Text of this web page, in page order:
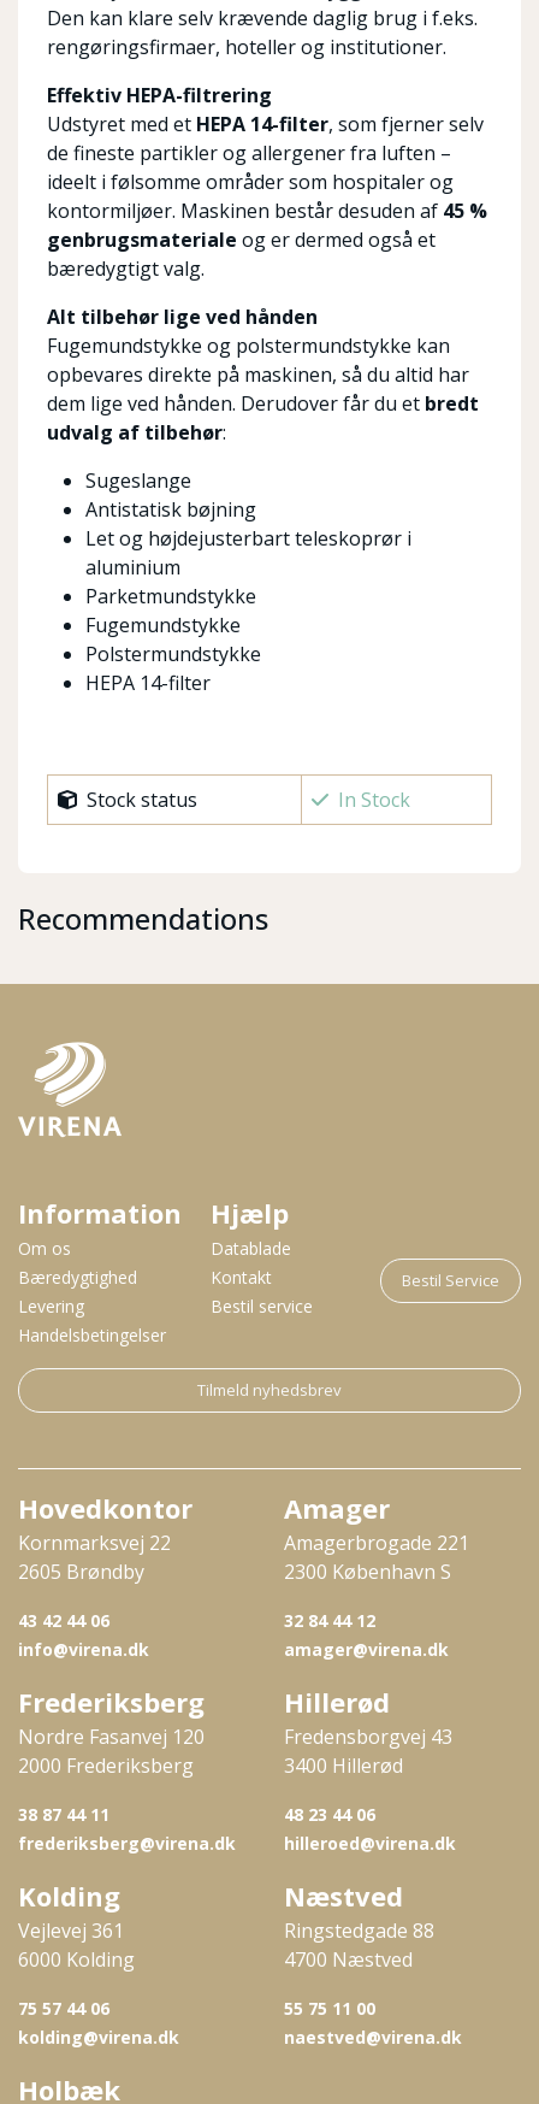
Den kan klare selv krævende daglig brug i f.eks.
rengøringsfirmaer, hoteller og institutioner.
Effektiv HEPA-filtrering
Udstyret med et HEPA 14-filter, som fjerner selv
de fineste partikler og allergener fra luften –
ideelt i følsomme områder som hospitaler og
kontormiljøer. Maskinen består desuden af 45 %
genbrugsmateriale og er dermed også et
bæredygtigt valg.
Alt tilbehør lige ved hånden
Fugemundstykke og polstermundstykke kan
opbevares direkte på maskinen, så du altid har
dem lige ved hånden. Derudover får du et bredt
udvalg af tilbehør:
Sugeslange
Antistatisk bøjning
Let og højdejusterbart teleskoprør i
aluminium
Parketmundstykke
Fugemundstykke
Polstermundstykke
HEPA 14-filter
Stock status In Stock
Recommendations
Information
Om os
Bæredygtighed
Levering
Handelsbetingelser
Hjælp
Datablade
Kontakt
Bestil service
Bestil Service
Tilmeld nyhedsbrev
Hovedkontor
Kornmarksvej 22
2605 Brøndby
43 42 44 06
info@virena.dk
Amager
Amagerbrogade 221
2300 København S
32 84 44 12
amager@virena.dk
Frederiksberg
Nordre Fasanvej 120
2000 Frederiksberg
38 87 44 11
frederiksberg@virena.dk
Hillerød
Fredensborgvej 43
3400 Hillerød
48 23 44 06
hilleroed@virena.dk
Kolding
Vejlevej 361
6000 Kolding
75 57 44 06
kolding@virena.dk
Næstved
Ringstedgade 88
4700 Næstved
55 75 11 00
naestved@virena.dk
Holbæk